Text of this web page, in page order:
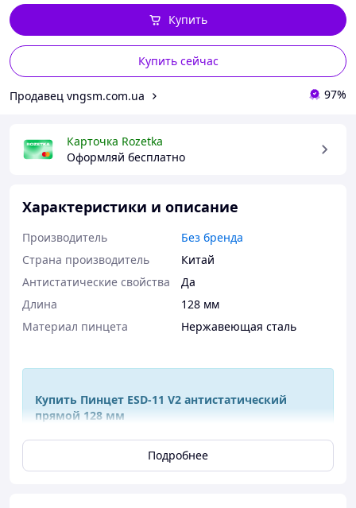
Купить сейчас
Купить
Продавец vngsm.com.ua 97%
Карточка Rozetka
Оформляй бесплатно
Характеристики и описание
Производитель
Без бренда
Страна производитель
Китай
Антистатические свойства
Да
Длина
128 мм
Материал пинцета
Нержавеющая сталь
Купить Пинцет ESD-11 V2 антистатический
прямой 128 мм
Ремонт современной электроники и мобильных
Подробнее